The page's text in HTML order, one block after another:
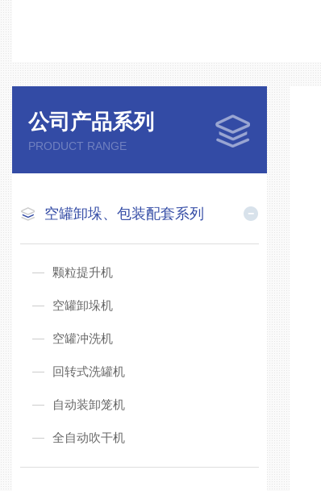
公司产品系列
PRODUCT RANGE
空罐卸垛、包装配套系列
颗粒提升机
空罐卸垛机
空罐冲洗机
回转式洗罐机
自动装卸笼机
全自动吹干机